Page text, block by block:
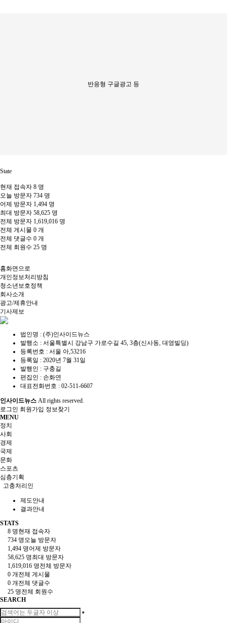
반응형 구글광고 등
State
현재 접속자 8 명
오늘 방문자 734 명
어제 방문자 1,494 명
최대 방문자 58,625 명
전체 방문자 1,619,016 명
전체 게시물 0 개
전체 댓글수 0 개
전체 회원수 25 명
홈화면으로
개인정보처리방침
청소년보호정책
회사소개
광고/제휴안내
기사제보
법인명 : (주)인사이드뉴스
발행소 : 서울특별시 강남구 가로수길 45, 3층(신사동, 대영빌딩)
등록번호 : 서울 아,53216
등록일 : 2020년 7월 31일
발행인 : 구충길
편집인 : 손화연
대표전화번호 : 02-511-6607
인사이드뉴스 All rights reserved.
로그인 회원가입 정보찾기
MENU
정치
사회
경제
국제
문화
스포츠
심층기획
고충처리인
제도안내
결과안내
STATS
8 명현재 접속자
734 명 오늘 방문자
1,494 명어제 방문자
58,625 명최대 방문자
1,619,016 명전체 방문자
0 개전체 게시물
0 개전체 댓글수
25 명전체 회원수
SEARCH